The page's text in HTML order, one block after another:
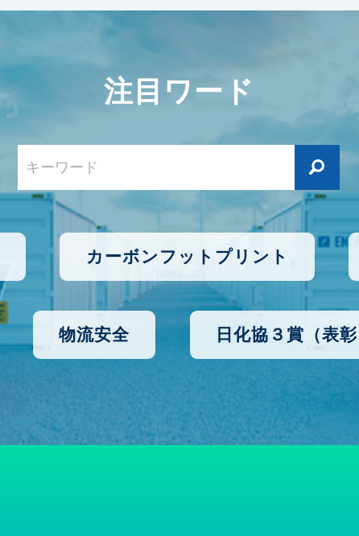
注目ワード
カーボンフットプリント
物流安全 日化協３賞（表彰